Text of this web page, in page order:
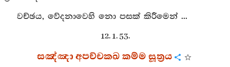
වච්ඡය, වේදනාවෙහි නො පසක් කිරීමෙන් ...
12. 1. 53.
සඤ්ඤා අපච්චකඛ කම්ම සූත්‍රය